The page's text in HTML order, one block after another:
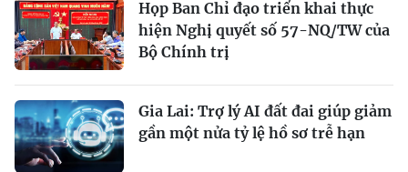
Họp Ban Chỉ đạo triển khai thực
hiện Nghị quyết số 57-NQ/TW của
Bộ Chính trị
Gia Lai: Trợ lý AI đất đai giúp giảm
gần một nửa tỷ lệ hồ sơ trễ hạn